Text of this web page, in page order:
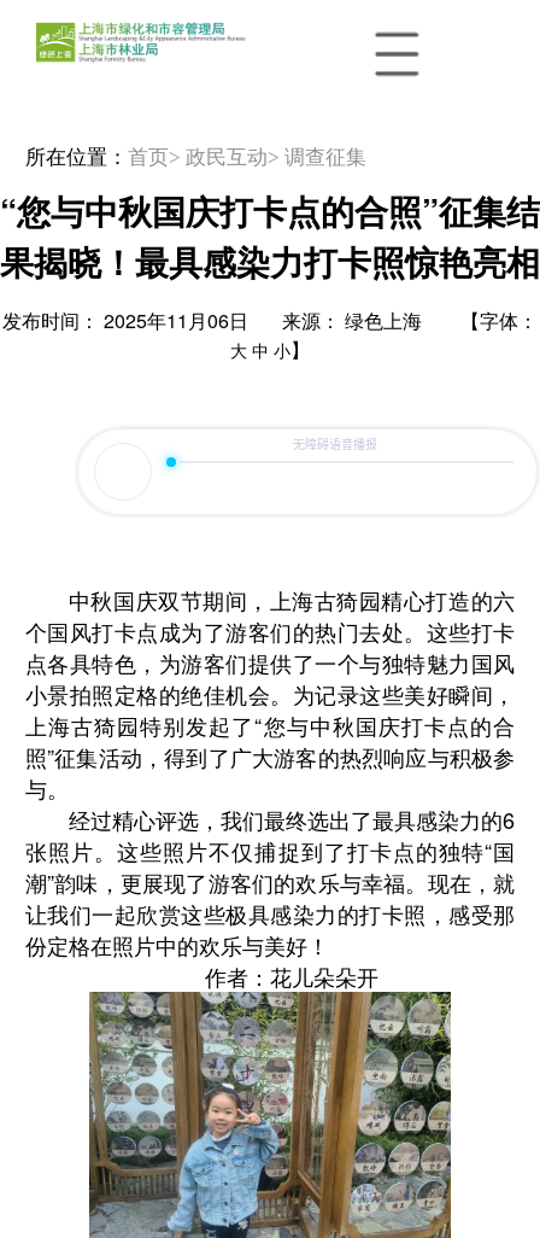
所在位置： 首页 > 政民互动> 调查征集
“您与中秋国庆打卡点的合照”征集结
果揭晓！最具感染力打卡照惊艳亮相
发布时间： 2025年11月06日 来源： 绿色上海 【字体：
大 中 小】
中秋国庆双节期间，上海古猗园精心打造的六
个国风打卡点成为了游客们的热门去处。这些打卡
点各具特色，为游客们提供了一个与独特魅力国风
小景拍照定格的绝佳机会。为记录这些美好瞬间，
上海古猗园特别发起了“您与中秋国庆打卡点的合
照”征集活动，得到了广大游客的热烈响应与积极参
与。
经过精心评选，我们最终选出了最具感染力的6
张照片。这些照片不仅捕捉到了打卡点的独特“国
潮”韵味，更展现了游客们的欢乐与幸福。现在，就
让我们一起欣赏这些极具感染力的打卡照，感受那
份定格在照片中的欢乐与美好！
作者：花儿朵朵开